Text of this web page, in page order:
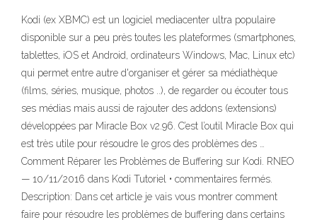
Kodi (ex XBMC) est un logiciel mediacenter ultra populaire
disponible sur a peu près toutes les plateformes (smartphones,
tablettes, iOS et Android, ordinateurs Windows, Mac, Linux etc)
qui permet entre autre d'organiser et gérer sa médiathèque
(films, séries, musique, photos ..), de regarder ou écouter tous
ses médias mais aussi de rajouter des addons (extensions)
développées par Miracle Box v2.96. C’est l’outil Miracle Box qui
est très utile pour résoudre le gros des problèmes des …
Comment Réparer les Problèmes de Buffering sur Kodi. RNEO
— 10/11/2016 dans Kodi Tutoriel • commentaires fermés.
Description: Dans cet article je vais vous montrer comment
faire pour résoudre les problèmes de buffering dans certains